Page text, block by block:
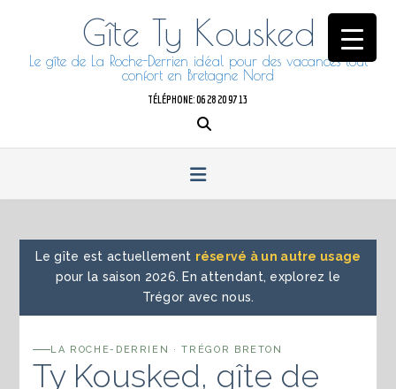
Gîte Ty Kousked
Le gîte de La Roche-Derrien idéal pour des vacances tout
confort en Bretagne Nord
TÉLÉPHONE: 06 28 20 97 13
Le gîte est actuellement réservé à un autre usage
pour la saison 2026. En attendant, explorez le
Trégor avec nous.
LA ROCHE-DERRIEN · TRÉGOR BRETON
Ty Kousked, gîte de